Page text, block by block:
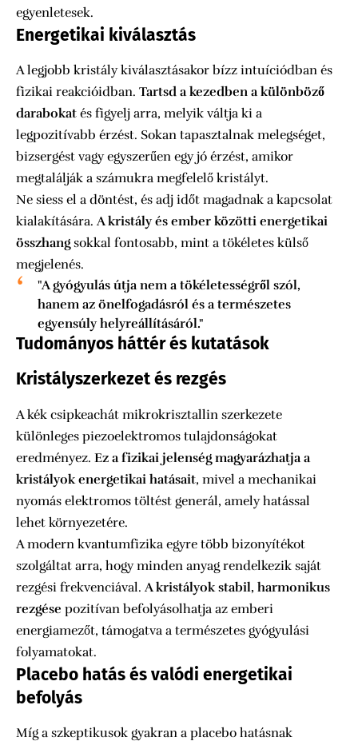
egyenletesek.
Energetikai kiválasztás
A legjobb kristály kiválasztásakor bízz intuíciódban és
fizikai reakcióidban. Tartsd a kezedben a különböző
darabokat és figyelj arra, melyik váltja ki a
legpozitívabb érzést. Sokan tapasztalnak melegséget,
bizsergést vagy egyszerűen egy jó érzést, amikor
megtalálják a számukra megfelelő kristályt.
Ne siess el a döntést, és adj időt magadnak a kapcsolat
kialakítására. A kristály és ember közötti energetikai
összhangsokkal fontosabb, mint a tökéletes külső
megjelenés.
"A gyógyulás útja nem a tökéletességről szól,
hanem az önelfogadásról és a természetes
egyensúly helyreállításáról."
Tudományos háttér és kutatások
Kristályszerkezet és rezgés
A kék csipkeachát mikrokrisztallin szerkezete
különleges piezoelektromos tulajdonságokat
eredményez. Ez a fizikai jelenség magyarázhatja a
kristályok energetikai hatásait, mivel a mechanikai
nyomás elektromos töltést generál, amely hatással
lehet környezetére.
A modern kvantumfizika egyre több bizonyítékot
szolgáltat arra, hogy minden anyag rendelkezik saját
rezgési frekvenciával. A kristályok stabil, harmonikus
rezgése pozitívan befolyásolhatja az emberi
energiamezőt, támogatva a természetes gyógyulási
folyamatokat.
Placebo hatás és valódi energetikai
befolyás
Míg a szkeptikusok gyakran a placebo hatásnak